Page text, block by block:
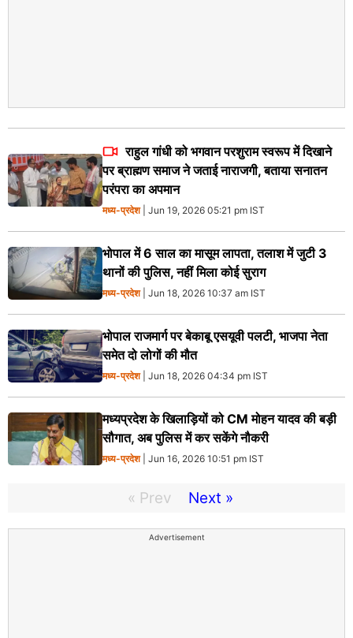
राहुल गांधी को भगवान परशुराम स्वरूप में दिखाने
पर ब्राह्मण समाज ने जताई नाराजगी, बताया सनातन
परंपरा का अपमान
मध्य-प्रदेश| Jun 19, 2026 05:21 pm IST
भोपाल में 6 साल का मासूम लापता, तलाश में जुटी 3
थानों की पुलिस, नहीं मिला कोई सुराग
मध्य-प्रदेश| Jun 18, 2026 10:37 am IST
भोपाल राजमार्ग पर बेकाबू एसयूवी पलटी, भाजपा नेता
समेत दो लोगों की मौत
मध्य-प्रदेश| Jun 18, 2026 04:34 pm IST
मध्यप्रदेश के खिलाड़ियों को CM मोहन यादव की बड़ी
सौगात, अब पुलिस में कर सकेंगे नौकरी
मध्य-प्रदेश| Jun 16, 2026 10:51 pm IST
« Prev Next »
Advertisement